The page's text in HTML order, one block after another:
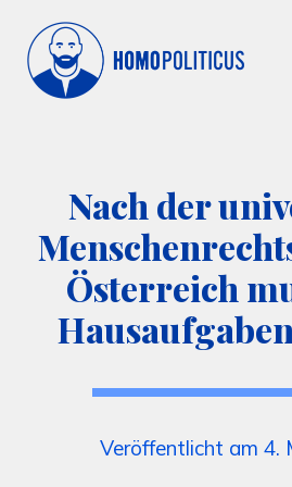
Nach der
Österreich
Veröffentlicht am 4.